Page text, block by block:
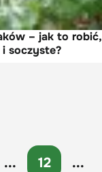
– jak to robić,
soczyste?
... 12 ...